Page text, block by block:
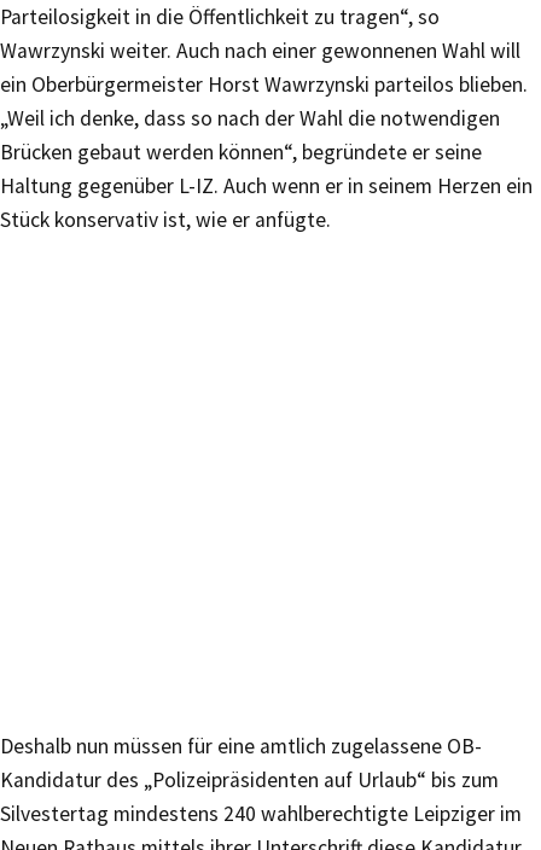
Parteilosigkeit in die Öffentlichkeit zu tragen“, so
Wawrzynski weiter. Auch nach einer gewonnenen Wahl will
ein Oberbürgermeister Horst Wawrzynski parteilos blieben.
„Weil ich denke, dass so nach der Wahl die notwendigen
Brücken gebaut werden können“, begründete er seine
Haltung gegenüber L-IZ. Auch wenn er in seinem Herzen ein
Stück konservativ ist, wie er anfügte.
Deshalb nun müssen für eine amtlich zugelassene OB-
Kandidatur des „Polizeipräsidenten auf Urlaub“ bis zum
Silvestertag mindestens 240 wahlberechtigte Leipziger im